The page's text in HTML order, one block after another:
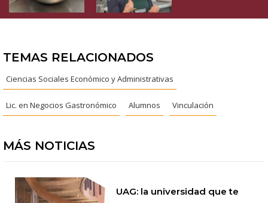
TEMAS RELACIONADOS
Ciencias Sociales Económico y Administrativas
Lic. en Negocios Gastronómico Alumnos Vinculación
MÁS NOTICIAS
UAG: la universidad que te